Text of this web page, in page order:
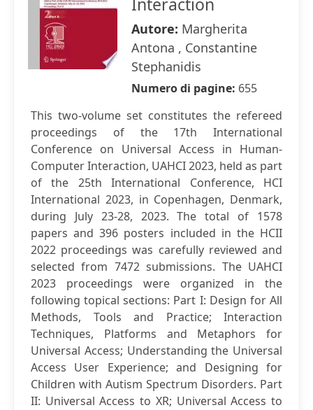
Autore: Margherita
Antona , Constantine
Stephanidis
Numero di pagine: 655
This two-volume set constitutes the refereed
proceedings of the 17th International
Conference on Universal Access in Human-
Computer Interaction, UAHCI 2023, held as part
of the 25th International Conference, HCI
International 2023, in Copenhagen, Denmark,
during July 23-28, 2023. The total of 1578
papers and 396 posters included in the HCII
2022 proceedings was carefully reviewed and
selected from 7472 submissions. The UAHCI
2023 proceedings were organized in the
following topical sections: Part I: Design for All
Methods, Tools and Practice; Interaction
Techniques, Platforms and Metaphors for
Universal Access; Understanding the Universal
Access User Experience; and Designing for
Children with Autism Spectrum Disorders. Part
II: Universal Access to XR; Universal Access to